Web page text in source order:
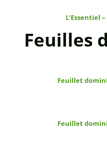
L’Essentiel
Feuilles
Feuillet
Feuillet